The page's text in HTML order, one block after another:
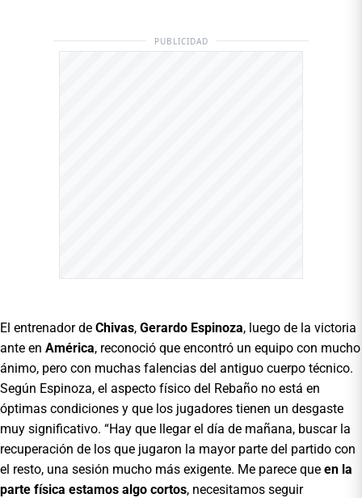
PUBLICIDAD
El entrenador de Chivas, Gerardo Espinoza, luego de la victoria
ante en América, reconoció que encontró un equipo con mucho
ánimo, pero con muchas falencias del antiguo cuerpo técnico.
Según Espinoza, el aspecto físico del Rebaño no está en
óptimas condiciones y que los jugadores tienen un desgaste
muy significativo. “Hay que llegar el día de mañana, buscar la
recuperación de los que jugaron la mayor parte del partido con
el resto, una sesión mucho más exigente. Me parece que en la
parte física estamos algo cortos, necesitamos seguir